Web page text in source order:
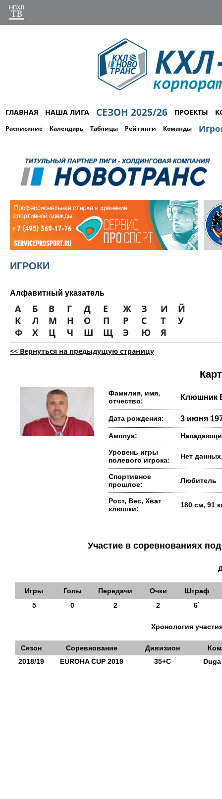
ГЛАВНАЯ НАША ЛИГА СЕЗОН 2025/26 ПРОЕКТЫ
Расписание Календарь Таблицы Рейтинги Команды
ИГРОКИ
Алфавитный указатель
А Б В Г Д Е Ж З И
Й
К
Л М Н О П Р С Т
У
Ф
Х Ц Ч Ш Щ Э Ю Я
<< Вернуться на предыдущую страницу
Фамилия, имя,
отчество:
Клюшник
Дата рождения: 3 июня
Амплуа:
Уровень игры
полевого игрока:
Нет
Спортивное
прошлое:
Любитель
Рост, Вес, Хват
клюшки:
180 см, 91
Участие в соревнованиях
Игры Голы Передачи Очки
Штраф
5
0 2 2 6´
Хронология
Сезон Соревнование Дивизион
2018/19
EUROHA CUP 2019 35+С